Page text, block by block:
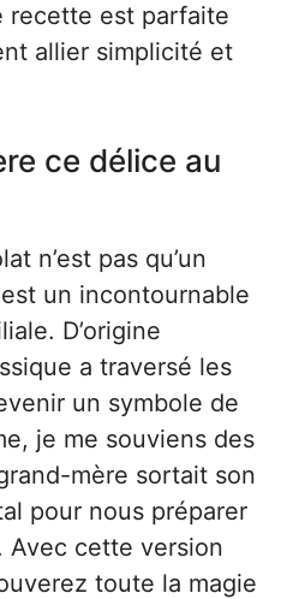
recette est parfaite
allier simplicité et
ce délice au
n’est pas qu’un
un incontournable
D’origine
a traversé les
un symbole de
je me souviens des
mère sortait son
pour nous préparer
Avec cette version
toute la magie